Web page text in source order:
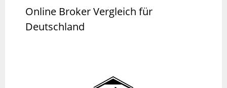
Online Broker Vergleich für
Deutschland